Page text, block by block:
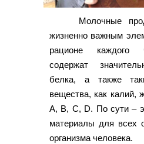
Молочные
жизненно важным
рационе каждого
содержат
белка, а также
вещества, как калий,
A, B, C, D. По сути –
материалы для всех
организма человека.